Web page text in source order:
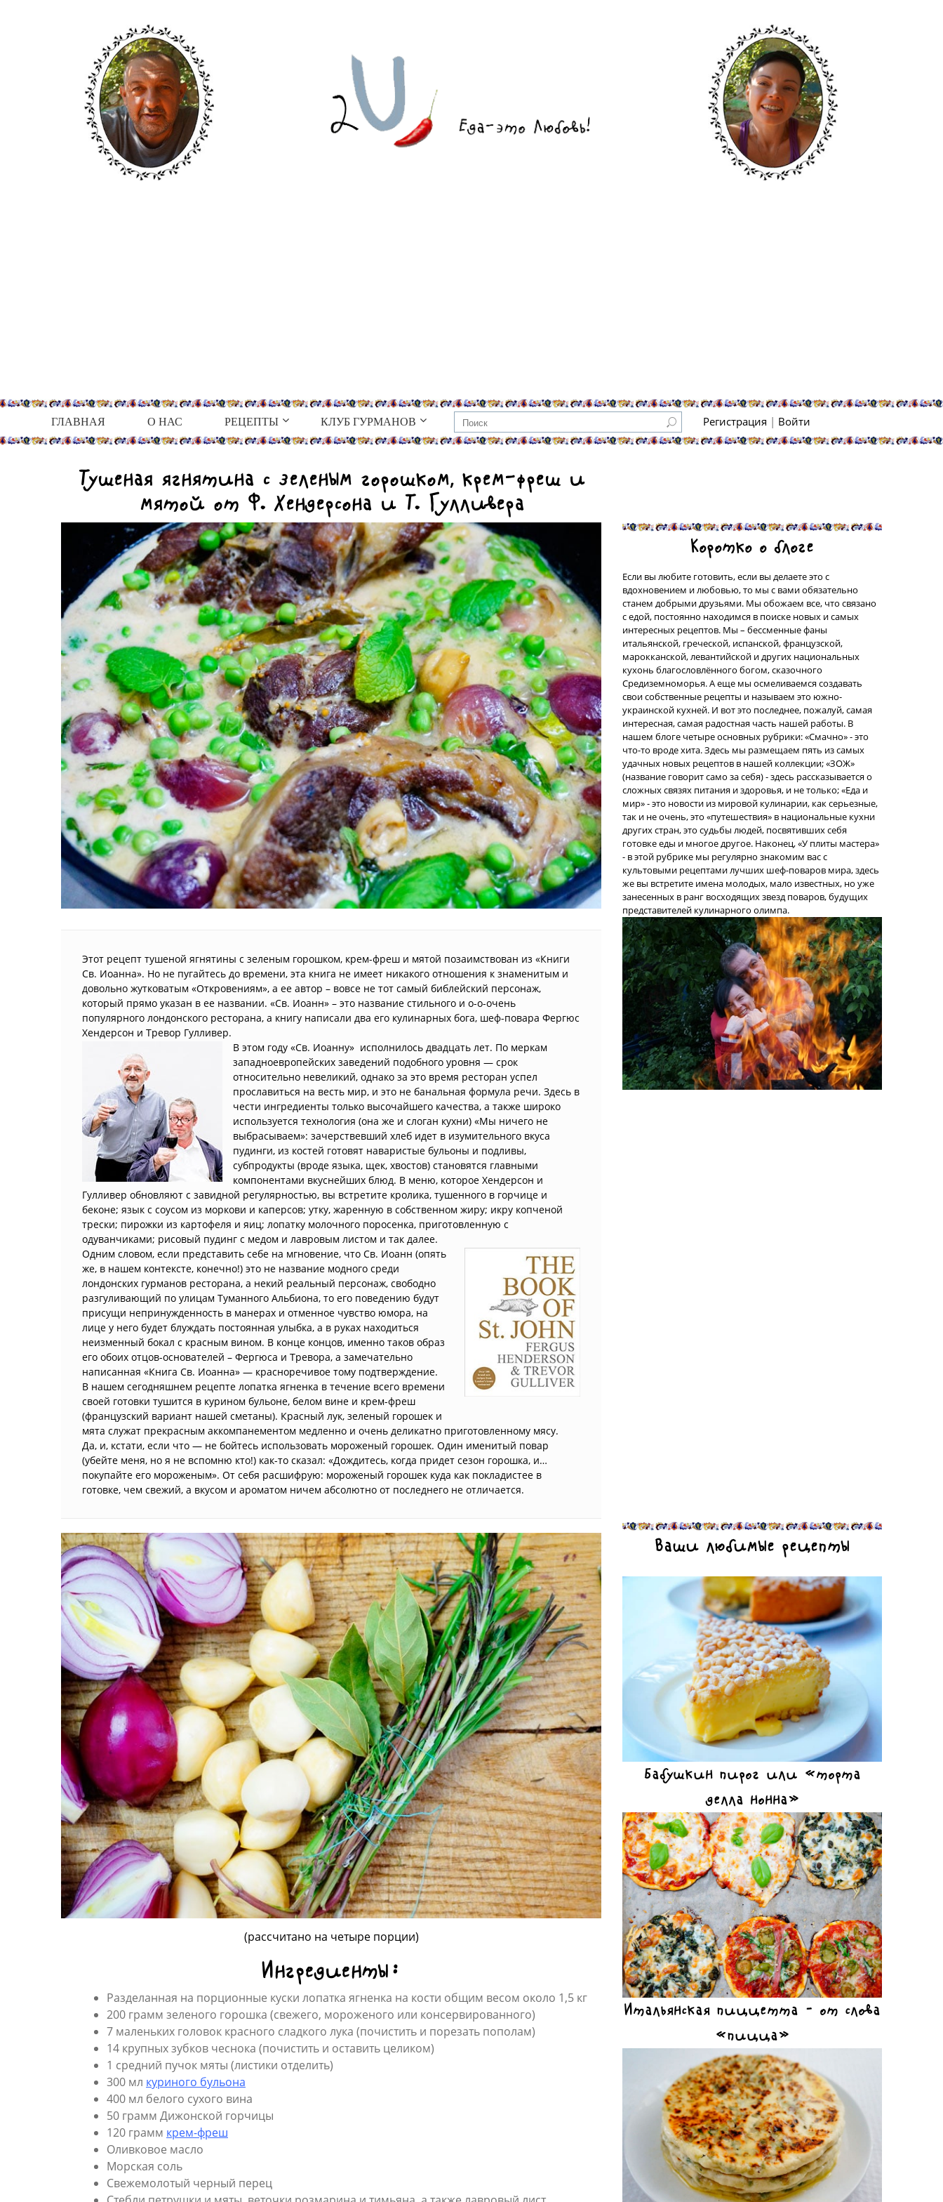
Регистрация | Войти
ГЛАВНАЯ О НАС РЕЦЕПТЫ КЛУБ ГУРМАНОВ
Тушеная ягнятина с зеленым горошком, крем-фреш и
мятой от Ф. Хендерсона и Т. Гулливера
Этот рецепт тушеной ягнятины с зеленым горошком, крем-фреш и мятой позаимствован из «Книги
Св. Иоанна». Но не пугайтесь до времени, эта книга не имеет никакого отношения к знаменитым и
довольно жутковатым «Откровениям», а ее автор – вовсе не тот самый библейский персонаж,
который прямо указан в ее названии. «Св. Иоанн» – это название стильного и о-о-очень
популярного лондонского ресторана, а книгу написали два его кулинарных бога, шеф-повара Фергюс
Хендерсон и Тревор Гулливер.
В этом году «Св. Иоанну» исполнилось двадцать лет. По меркам
западноевропейских заведений подобного уровня — срок
относительно невеликий, однако за это время ресторан успел
прославиться на весть мир, и это не банальная формула речи. Здесь в
чести ингредиенты только высочайшего качества, а также широко
используется технология (она же и слоган кухни) «Мы ничего не
выбрасываем»: зачерствевший хлеб идет в изумительного вкуса
пудинги, из костей готовят наваристые бульоны и подливы,
субпродукты (вроде языка, щек, хвостов) становятся главными
компонентами вкуснейших блюд. В меню, которое Хендерсон и
Гулливер обновляют с завидной регулярностью, вы встретите кролика, тушенного в горчице и
беконе; язык с соусом из моркови и каперсов; утку, жаренную в собственном жиру; икру копченой
трески; пирожки из картофеля и яиц; лопатку молочного поросенка, приготовленную с
одуванчиками; рисовый пудинг с медом и лавровым листом и так далее.
Одним словом, если представить себе на мгновение, что Св. Иоанн (опять
же, в нашем контексте, конечно!) это не название модного среди
лондонских гурманов ресторана, а некий реальный персонаж, свободно
разгуливающий по улицам Туманного Альбиона, то его поведению будут
присущи непринужденность в манерах и отменное чувство юмора, на
лице у него будет блуждать постоянная улыбка, а в руках находиться
неизменный бокал с красным вином. В конце концов, именно таков образ
его обоих отцов-основателей – Фергюса и Тревора, а замечательно
написанная «Книга Св. Иоанна» — красноречивое тому подтверждение.
В нашем сегодняшнем рецепте лопатка ягненка в течение всего времени
своей готовки тушится в курином бульоне, белом вине и крем-фреш
(французский вариант нашей сметаны). Красный лук, зеленый горошек и
мята служат прекрасным аккомпанементом медленно и очень деликатно приготовленному мясу.
Да, и, кстати, если что — не бойтесь использовать мороженый горошек. Один именитый повар
(убейте меня, но я не вспомню кто!) как-то сказал: «Дождитесь, когда придет сезон горошка, и…
покупайте его мороженым». От себя расшифрую: мороженый горошек куда как покладистее в
готовке, чем свежий, а вкусом и ароматом ничем абсолютно от последнего не отличается.
(рассчитано на четыре порции)
Ингредиенты:
Разделанная на порционные куски лопатка ягненка на кости общим весом около 1,5 кг
200 грамм зеленого горошка (свежего, мороженого или консервированного)
7 маленьких головок красного сладкого лука (почистить и порезать пополам)
14 крупных зубков чеснока (почистить и оставить целиком)
1 средний пучок мяты (листики отделить)
300 мл куриного бульона
400 мл белого сухого вина
50 грамм Дижонской горчицы
120 грамм крем-фреш
Оливковое масло
Морская соль
Свежемолотый черный перец
Коротко о блоге
Если вы любите готовить, если вы делаете это с
вдохновением и любовью, то мы с вами обязательно
станем добрыми друзьями. Мы обожаем все, что связано
с едой, постоянно находимся в поиске новых и самых
интересных рецептов. Мы – бессменные фаны
итальянской, греческой, испанской, французской,
марокканской, левантийской и других национальных
кухонь благословлённого богом, сказочного
Средиземноморья. А еще мы осмеливаемся создавать
свои собственные рецепты и называем это южно-
украинской кухней. И вот это последнее, пожалуй, самая
интересная, самая радостная часть нашей работы. В
нашем блоге четыре основных рубрики: «Смачно» - это
что-то вроде хита. Здесь мы размещаем пять из самых
удачных новых рецептов в нашей коллекции; «ЗОЖ»
(название говорит само за себя) - здесь рассказывается о
сложных связях питания и здоровья, и не только; «Еда и
мир» - это новости из мировой кулинарии, как серьезные,
так и не очень, это «путешествия» в национальные кухни
других стран, это судьбы людей, посвятивших себя
готовке еды и многое другое. Наконец, «У плиты мастера»
- в этой рубрике мы регулярно знакомим вас с
культовыми рецептами лучших шеф-поваров мира, здесь
же вы встретите имена молодых, мало известных, но уже
занесенных в ранг восходящих звезд поваров, будущих
представителей кулинарного олимпа.
Ваши любимые рецепты
Бабушкин пирог или «торта
делла нонна»
Итальянская пиццетта – от слова
«пицца»